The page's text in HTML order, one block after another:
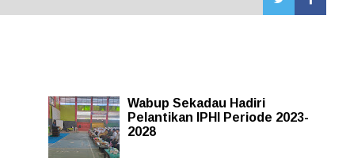
Wabup Sekadau Hadiri
Pelantikan IPHI Periode 2023-
2028